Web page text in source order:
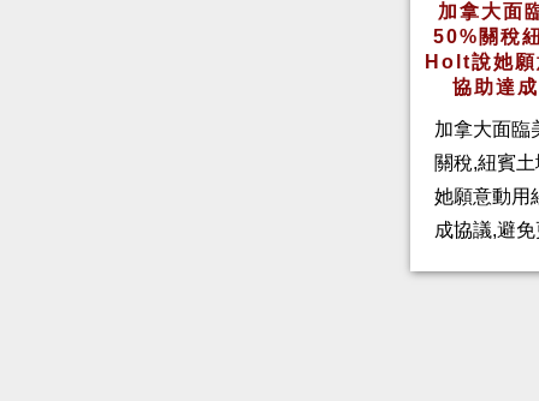
加拿大面
50%關稅
Holt說她
協助達
加拿大面臨
關稅,紐賓
她願意動用
成協議,避